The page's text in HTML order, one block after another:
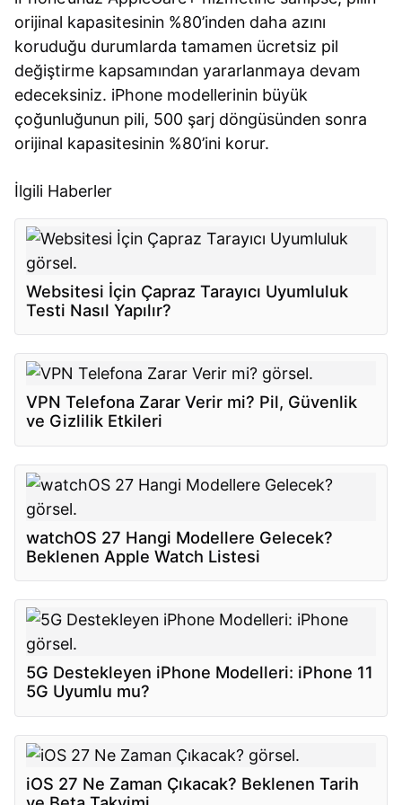
orijinal kapasitesinin %80’inden daha azını
koruduğu durumlarda tamamen ücretsiz pil
değiştirme kapsamından yararlanmaya devam
edeceksiniz. iPhone modellerinin büyük
çoğunluğunun pili, 500 şarj döngüsünden sonra
orijinal kapasitesinin %80’ini korur.
İlgili Haberler
Websitesi İçin Çapraz Tarayıcı Uyumluluk
Testi Nasıl Yapılır?
VPN Telefona Zarar Verir mi? Pil, Güvenlik
ve Gizlilik Etkileri
watchOS 27 Hangi Modellere Gelecek?
Beklenen Apple Watch Listesi
5G Destekleyen iPhone Modelleri: iPhone 11
5G Uyumlu mu?
iOS 27 Ne Zaman Çıkacak? Beklenen Tarih